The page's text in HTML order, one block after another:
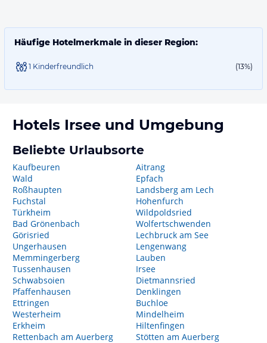
Häufige Hotelmerkmale in dieser Region:
1 Kinderfreundlich (13%)
Hotels Irsee und Umgebung
Beliebte Urlaubsorte
Kaufbeuren
Wald
Roßhaupten
Fuchstal
Türkheim
Bad Grönenbach
Görisried
Ungerhausen
Memmingerberg
Tussenhausen
Schwabsoien
Pfaffenhausen
Ettringen
Westerheim
Erkheim
Rettenbach am Auerberg
Aitrang
Epfach
Landsberg am Lech
Hohenfurch
Wildpoldsried
Wolfertschwenden
Lechbruck am See
Lengenwang
Lauben
Irsee
Dietmannsried
Denklingen
Buchloe
Mindelheim
Hiltenfingen
Stötten am Auerberg